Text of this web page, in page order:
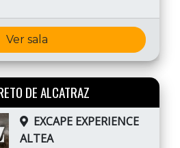
Ver sala
DE ALCATRAZ
EXCAPE EXPERIENCE
ALTEA